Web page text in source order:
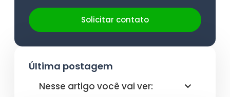
Solicitar contato
Última postagem
Nesse artigo você vai ver: